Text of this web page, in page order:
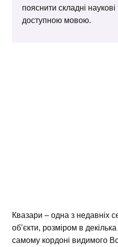
пояснити складні
доступною мовою.
Квазари – одна з недавніх
об’єкти, розміром в
самому кордоні видимого